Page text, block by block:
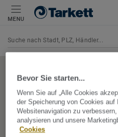
MENU
39
Bevor Sie starten...
Wenn Sie auf „Alle Cookies
der Speicherung von Cookies
Websitenavigation zu
analysieren und unsere
Cookies